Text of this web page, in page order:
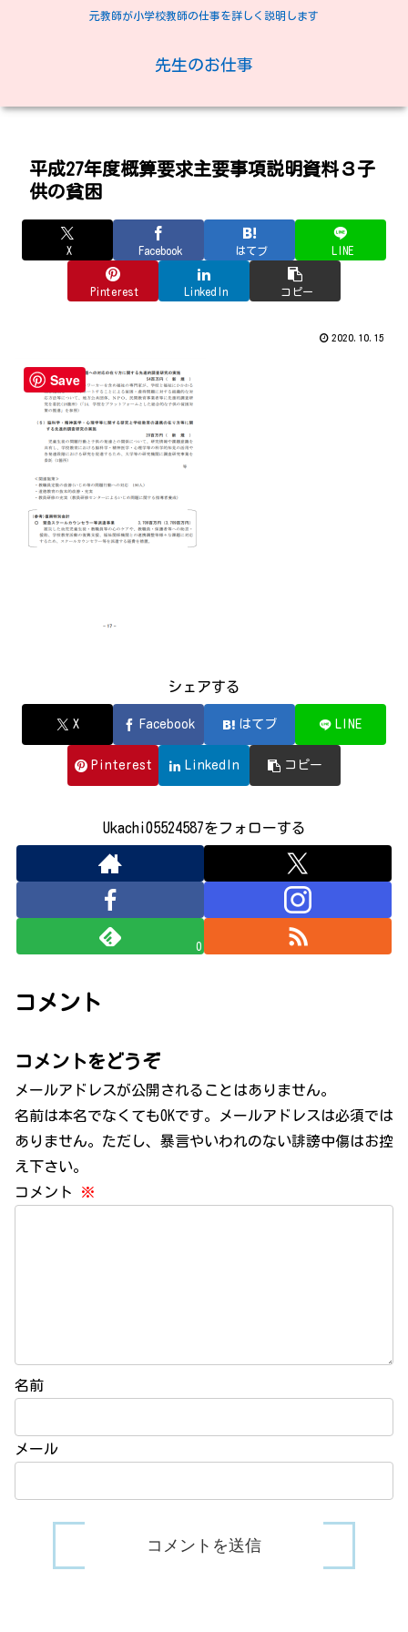
元教師が小学校教師の仕事を詳しく説明します
先生のお仕事
平成27年度概算要求主要事項説明資料３子
供の貧困
X Facebook はてブ LINE
Pinterest LinkedIn コピー
2020.10.15
シェアする
X Facebook はてブ LINE
Pinterest LinkedIn コピー
Ukachi05524587をフォローする
0
コメント
コメントをどうぞ
メールアドレスが公開されることはありません。
名前は本名でなくてもOKです。メールアドレスは必須では
ありません。ただし、暴言やいわれのない誹謗中傷はお控
え下さい。
コメント
※
名前
メール
Save